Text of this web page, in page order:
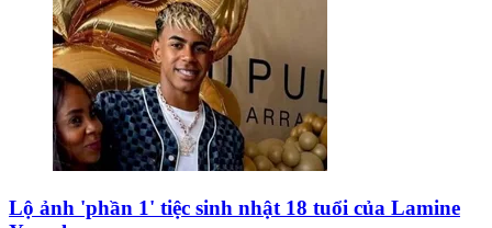
Lộ ảnh 'phần 1' tiệc sinh nhật 18 tuổi của Lamine